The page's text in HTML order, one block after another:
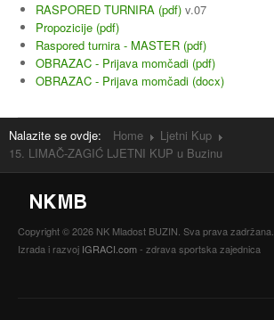
RASPORED TURNIRA (pdf) v.07
Propozicije (pdf)
Raspored turnira - MASTER (pdf)
OBRAZAC - Prijava momčadi (pdf)
OBRAZAC - Prijava momčadi (docx)
Nalazite se ovdje: Home
Ljetni Kup
15. LIMAČ-ZAGIĆ LJETNI KUP u Buzinu
Copyright © 2026 NK Mladost BUZIN. Sva prava zadržana.
Izrada i razvoj IGRACI.com- zdrava sportska zajednica